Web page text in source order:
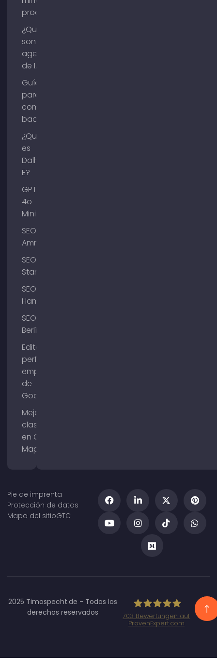
procesos?
¿Qué
son los
agentes
de IA?
Guía
para
comprar
backlinks
¿Qué
es
Dall-
E?
GPT-
4o
Mini
SEO
Ammersee
SEO
Starnberg
SEO
Hamburgo
SEO
Berlín
Editar el
perfil de
empresa
de
Google
Mejorar la
clasificación
en Google
Maps
Pie de imprenta
Protección de datos
Mapa del sitioGTC
2025 Timospecht.de - Todos los
derechos reservados
Marketing
703 Bewertungen auf
ProvenExpert.com